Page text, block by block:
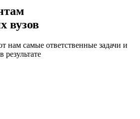
вузов
нам самые ответственные задачи и
результате